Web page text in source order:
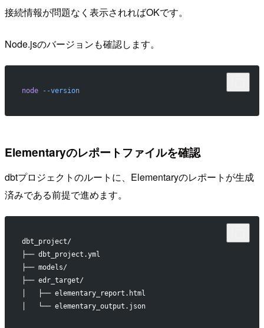
接続情報が問題なく表示されればOKです。
Node.jsのバージョンも確認します。
node --version
Elementaryのレポートファイルを確認
dbtプロジェクトのルートに、Elementaryのレポートが生成
済みである前提で進めます。
dbt_project/
├── dbt_project.yml
├── models/
├── edr_target/
│   ├── elementary_report.html
│   └── elementary_output.json